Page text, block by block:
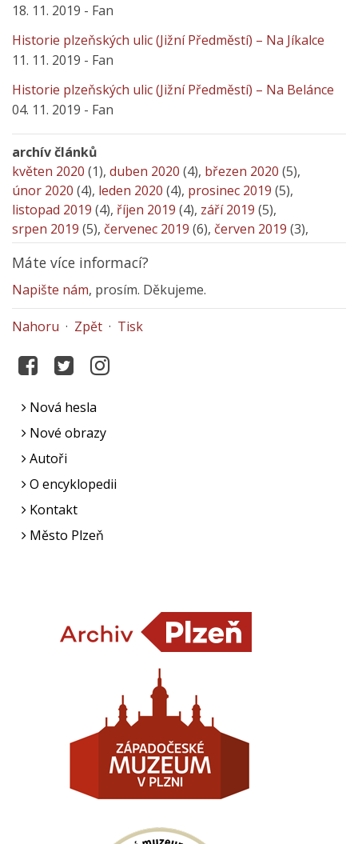
18. 11. 2019 - Fan
Historie plzeňských ulic (Jižní Předměstí) – Na Jíkalce
11. 11. 2019 - Fan
Historie plzeňských ulic (Jižní Předměstí) – Na Belánce
04. 11. 2019 - Fan
archív článků
květen 2020 (1), duben 2020 (4), březen 2020 (5),
únor 2020 (4), leden 2020 (4), prosinec 2019 (5),
listopad 2019 (4), říjen 2019 (4), září 2019 (5),
srpen 2019 (5), červenec 2019 (6), červen 2019 (3),
Máte více informací?
Napište nám, prosím. Děkujeme.
Nahoru · Zpět · Tisk
Nová hesla
Nové obrazy
Autoři
O encyklopedii
Kontakt
Město Plzeň